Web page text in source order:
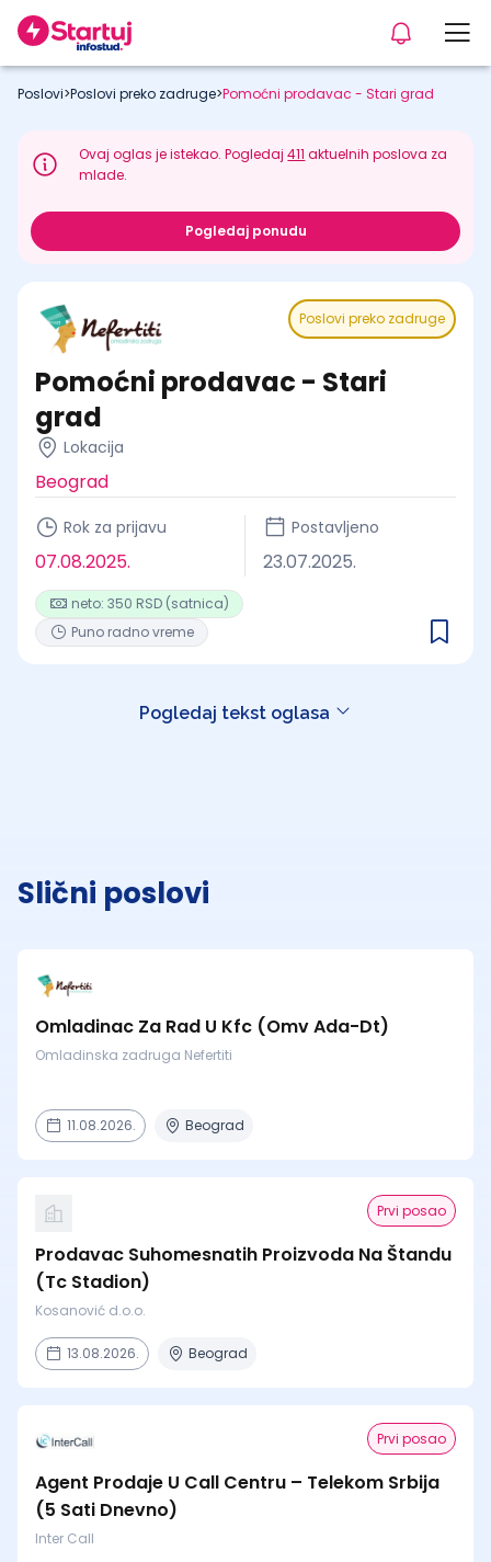
Poslovi>Poslovi preko zadruge>Pomoćni prodavac - Stari grad
Ovaj oglas je istekao. Pogledaj411 aktuelnih poslova za
mlade.
Pogledaj ponudu
Poslovi preko zadruge
Pomoćni prodavac - Stari
grad
Lokacija
Beograd
Rok za prijavu
07.08.2025.
Postavljeno
23.07.2025.
neto: 350 RSD (satnica)
Puno radno vreme
Pogledaj tekst oglasa
Slični poslovi
Omladinac Za Rad U Kfc (Omv Ada-Dt)
Omladinska zadruga Nefertiti
11.08.2026. Beograd
Prvi posao
Prodavac Suhomesnatih Proizvoda Na Štandu
(Tc Stadion)
Kosanović d.o.o.
13.08.2026. Beograd
Prvi posao
Agent Prodaje U Call Centru – Telekom Srbija
(5 Sati Dnevno)
Inter Call